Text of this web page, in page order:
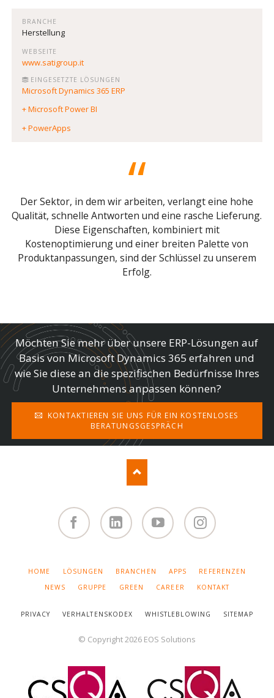
BRANCHE
Herstellung
WEBSEITE
www.satigroup.it
EINGESETZTE LÖSUNGEN
Microsoft Dynamics 365 ERP
+ Microsoft Power BI
+ PowerApps
Der Sektor, in dem wir arbeiten, verlangt eine hohe
Qualität, schnelle Antworten und eine rasche Lieferung.
Diese Eigenschaften, kombiniert mit
Kostenoptimierung und einer breiten Palette von
Produktanpassungen, sind der Schlüssel zu unserem
Erfolg.
Möchten Sie mehr über unsere ERP-Lösungen auf
Basis von Microsoft Dynamics 365 erfahren und
wie Sie diese an die spezifischen Bedürfnisse Ihres
Unternehmens anpassen können?
KONTAKTIEREN SIE UNS FÜR EIN KOSTENLOSES
BERATUNGSGESPRÄCH
NAVIGATION
HOME LÖSUNGEN BRANCHEN APPS
REFERENZEN
NEWS
GRUPPE GREEN CAREER KONTAKT
PRIVACY VERHALTENSKODEX WHISTLEBLOWING SITEMAP
© Copyright 2026 EOS Solutions